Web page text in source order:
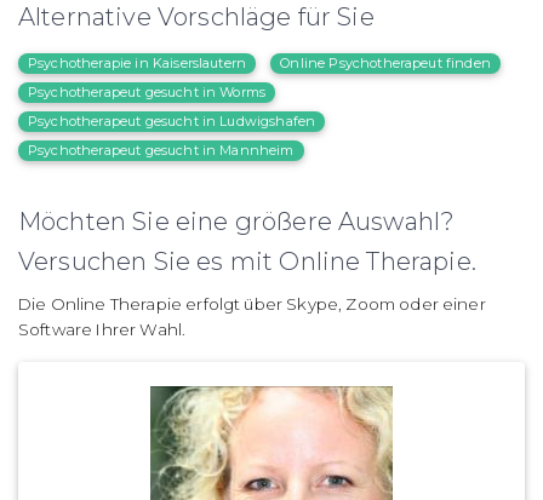
Alternative Vorschläge für Sie
Psychotherapie in Kaiserslautern
Online Psychotherapeut finden
Psychotherapeut gesucht in Worms
Psychotherapeut gesucht in Ludwigshafen
Psychotherapeut gesucht in Mannheim
Möchten Sie eine größere Auswahl?
Versuchen Sie es mit Online Therapie.
Die Online Therapie erfolgt über Skype, Zoom oder einer
Software Ihrer Wahl.